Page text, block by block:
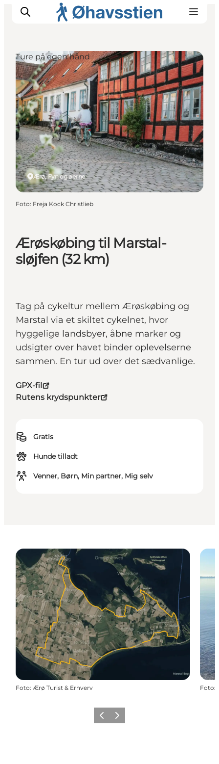
Inspiration
Vandreruter
Planlægning
Ærøskøbing til Marstal-
sløjfen (32 km)
Tag på cykeltur mellem Ærøskøbing og
Marstal via et skiltet cykelnet, hvor
hyggelige landsbyer, åbne marker og
udsigter over havet binder oplevelserne
sammen. En tur ud over det sædvanlige.
GPX-fil
Rutens krydspunkter
Gratis
Hunde tilladt
Venner, Børn, Min partner, Mig selv
Ærø, Fyn og øerne
Ture på egen hånd
Foto: Freja Kock Christlieb
Foto: Ærø Turist & Erhverv Foto:
ForrigeNæste